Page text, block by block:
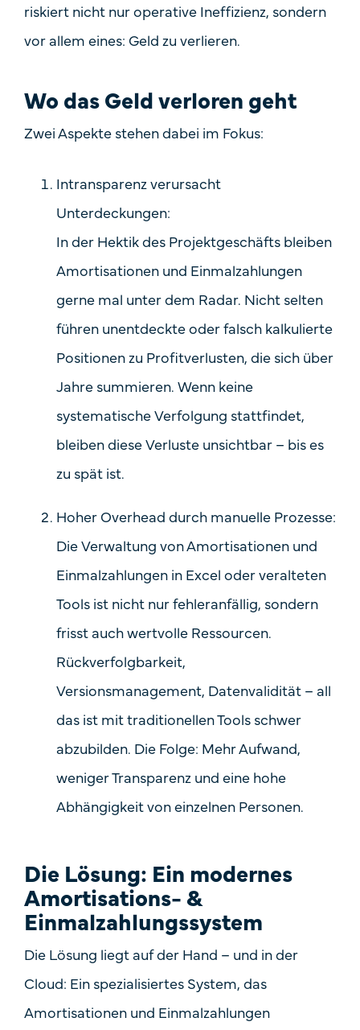
riskiert nicht nur operative Ineffizienz, sondern
vor allem eines: Geld zu verlieren.
Wo das Geld verloren geht
Zwei Aspekte stehen dabei im Fokus:
Intransparenz verursacht
Unterdeckungen:
In der Hektik des Projektgeschäfts bleiben
Amortisationen und Einmalzahlungen
gerne mal unter dem Radar. Nicht selten
führen unentdeckte oder falsch kalkulierte
Positionen zu Profitverlusten, die sich über
Jahre summieren. Wenn keine
systematische Verfolgung stattfindet,
bleiben diese Verluste unsichtbar – bis es
zu spät ist.
Hoher Overhead durch manuelle Prozesse:
Die Verwaltung von Amortisationen und
Einmalzahlungen in Excel oder veralteten
Tools ist nicht nur fehleranfällig, sondern
frisst auch wertvolle Ressourcen.
Rückverfolgbarkeit,
Versionsmanagement, Datenvalidität – all
das ist mit traditionellen Tools schwer
abzubilden. Die Folge: Mehr Aufwand,
weniger Transparenz und eine hohe
Abhängigkeit von einzelnen Personen.
Die Lösung: Ein modernes
Amortisations- &
Einmalzahlungssystem
Die Lösung liegt auf der Hand – und in der
Cloud: Ein spezialisiertes System, das
Amortisationen und Einmalzahlungen